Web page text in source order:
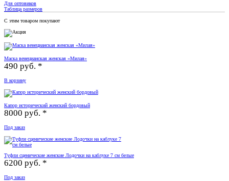
Для оптовиков
Таблица размеров
С этим товаром покупают
Маска венецианская женская «Милая»
490 руб. *
В корзину
Капор исторический женский бордовый
8000 руб. *
Под заказ
Туфли сценические женские Лодочки на каблуке 7 см белые
6200 руб. *
Под заказ